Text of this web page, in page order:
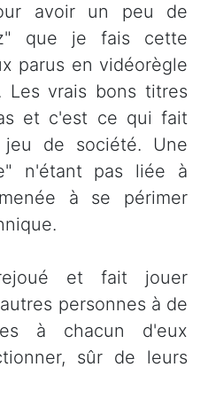
avoir un peu de
que je fais cette
parus en vidéorègle
Les vrais bons titres
et c'est ce qui fait
de société. Une
n'étant pas liée à
à se périmer
et fait jouer
personnes à de
à chacun d'eux
sûr de leurs